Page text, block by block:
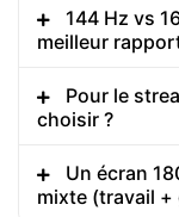
144 Hz vs
meilleur
Pour le
choisir ?
Un écran
mixte (travail +